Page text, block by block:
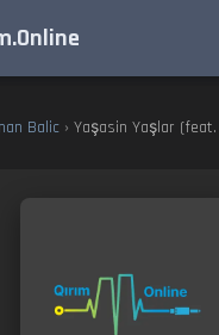
Balic › Yaşasin Yaşlar